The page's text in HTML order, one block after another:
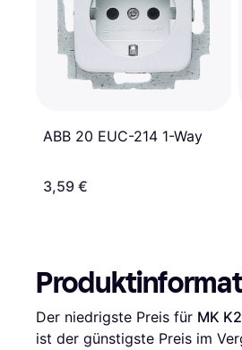
ABB 20 EUC-214 1-Way
3,59 €
Der niedrigste Preis für MK
ist der günstigste Preis im